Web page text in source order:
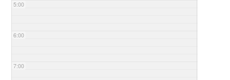
5:00
6:00
7:00